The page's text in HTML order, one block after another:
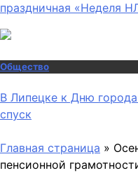
праздничная «Неделя
Общество
В Липецке к Дню
спуск
Главная страница »
пенсионной